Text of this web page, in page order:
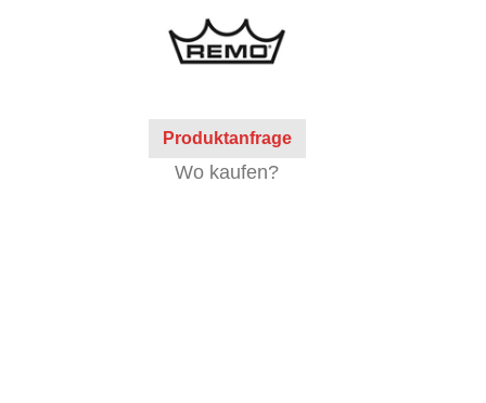
Produktanfrage
Wo kaufen?